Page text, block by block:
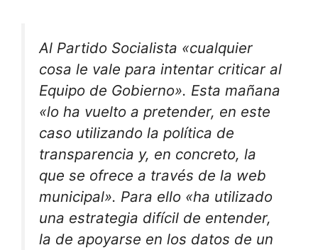
Al Partido Socialista «cualquier
cosa le vale para intentar criticar al
Equipo de Gobierno». Esta mañana
«lo ha vuelto a pretender, en este
caso utilizando la política de
transparencia y, en concreto, la
que se ofrece a través de la web
municipal». Para ello «ha utilizado
una estrategia difícil de entender,
la de apoyarse en los datos de un